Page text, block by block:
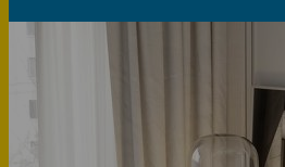
Giới thiệu
Dự án